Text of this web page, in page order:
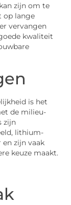
zijn om te
op lange
vervangen
kwaliteit
is het
de milieu-
zijn
lithium-
en zijn vaak
keuze maakt.